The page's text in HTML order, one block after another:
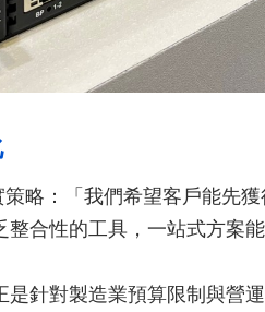
略：「我們希望客戶能先
合性的工具，一站式方案
針對製造業預算限制與營